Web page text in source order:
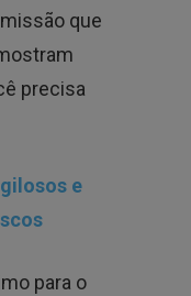
que
precisa
e
para o